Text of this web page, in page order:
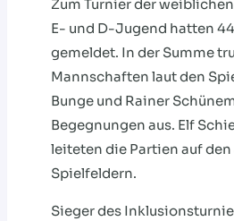
Zum Turnier der
E- und D-Jugend hatten
gemeldet. In der Summe
Mannschaften laut den
Bunge und Rainer
Begegnungen aus. Elf
leiteten die Partien auf
Spielfeldern.
Sieger des